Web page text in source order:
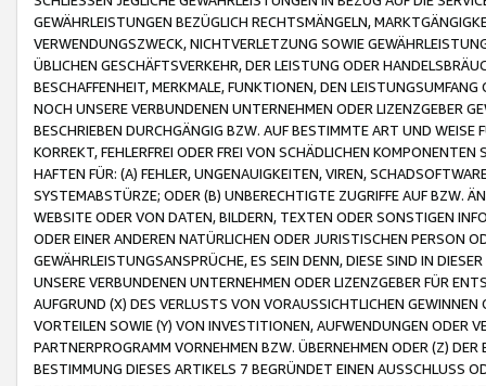
GEWÄHRLEISTUNGEN BEZÜGLICH RECHTSMÄNGELN,
VERWENDUNGSZWECK, NICHTVERLETZUNG SOWIE
ÜBLICHEN GESCHÄFTSVERKEHR, DER LEISTUNG ODER
BESCHAFFENHEIT, MERKMALE, FUNKTIONEN, DEN
NOCH UNSERE VERBUNDENEN UNTERNEHMEN ODER LIZENZGEBER
BESCHRIEBEN DURCHGÄNGIG BZW. AUF BESTIMMTE ART UND
KORREKT, FEHLERFREI ODER FREI VON SCHÄDLICHEN
HAFTEN FÜR: (A) FEHLER, UNGENAUIGKEITEN, VIREN,
SYSTEMABSTÜRZE; ODER (B) UNBERECHTIGTE ZUGRIFFE AUF BZW.
WEBSITE ODER VON DATEN, BILDERN, TEXTEN ODER SONSTIGEN
ODER EINER ANDEREN NATÜRLICHEN ODER JURISTISCHEN PERSON
GEWÄHRLEISTUNGSANSPRÜCHE, ES SEIN DENN, DIESE SIND IN
UNSERE VERBUNDENEN UNTERNEHMEN ODER LIZENZGEBER FÜR
AUFGRUND (X) DES VERLUSTS VON VORAUSSICHTLICHEN
VORTEILEN SOWIE (Y) VON INVESTITIONEN, AUFWENDUNGEN ODER
PARTNERPROGRAMM VORNEHMEN BZW. ÜBERNEHMEN ODER (Z)
BESTIMMUNG DIESES ARTIKELS 7 BEGRÜNDET EINEN AUSSCHLUSS